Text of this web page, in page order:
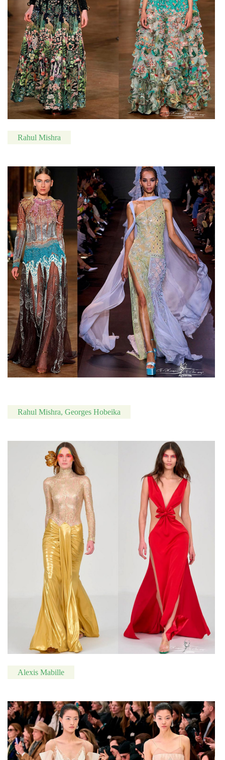
Rahul Mishra
Rahul Mishra, Georges Hobeika
Alexis Mabille